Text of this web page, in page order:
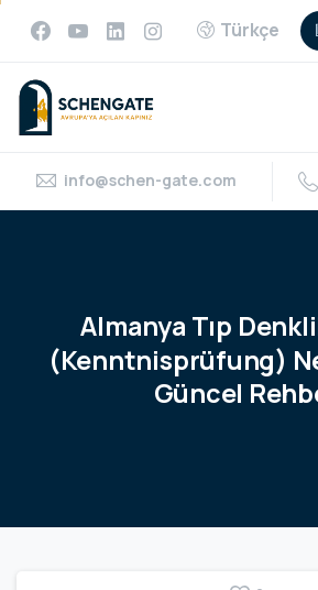
Türkçe
info@schen-gate.com
Almanya Tıp
(Kenntnisprüfung)
Güncel